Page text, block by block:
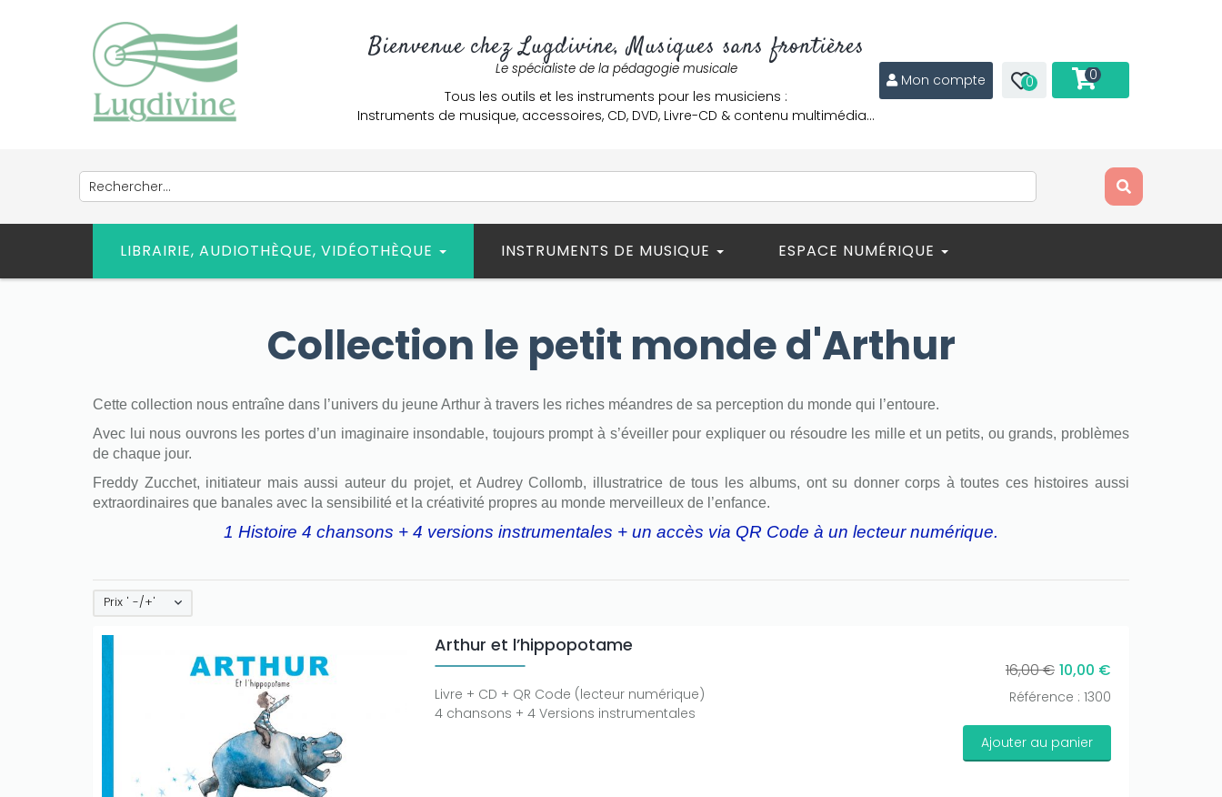
Bienvenue chez Lugdivine, Musiques sans frontières
Le spécialiste de la pédagogie musicale
Tous les outils et les instruments pour les musiciens :
Instruments de musique, accessoires, CD, DVD, Livre-CD & contenu multimédia…
Mon compte 0 0
LIBRAIRIE, AUDIOTHÈQUE, VIDÉOTHÈQUE INSTRUMENTS DE MUSIQUE ESPACE NUMÉRIQUE
Collection le petit monde d'Arthur
Cette collection nous entraîne dans l’univers du jeune Arthur à travers les riches méandres de sa perception du monde qui l’entoure.
Avec lui nous ouvrons les portes d’un imaginaire insondable, toujours prompt à s’éveiller pour expliquer ou résoudre les mille et un petits, ou grands, problèmes
de chaque jour.
Freddy Zucchet, initiateur mais aussi auteur du projet, et Audrey Collomb, illustratrice de tous les albums, ont su donner corps à toutes ces histoires aussi
extraordinaires que banales avec la sensibilité et la créativité propres au monde merveilleux de l’enfance.
1 Histoire 4 chansons + 4 versions instrumentales + un accès via QR Code à un lecteur numérique.
Prix ' -/+'
Arthur et l’hippopotame
Livre + CD + QR Code (lecteur numérique)
4 chansons + 4 Versions instrumentales
16,00 € 10,00 €
Référence : 1300
Ajouter au panier
Joo casinoif you really
want to win a huge amount on your